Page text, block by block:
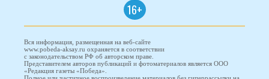
16+
Вся информация, размещенная на веб-сайте
www.pobeda-aksay.ru охраняется в соответствии
с законодательством РФ об авторском праве.
Представителем авторов публикаций и фотоматериалов является ООО
«Редакция газеты «Победа».